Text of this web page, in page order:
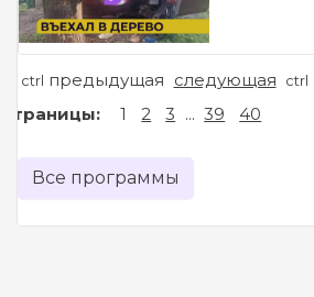
ctrl предыдущая следующая ctrl
Страницы: 1 2 3 ... 39 40
Все программы